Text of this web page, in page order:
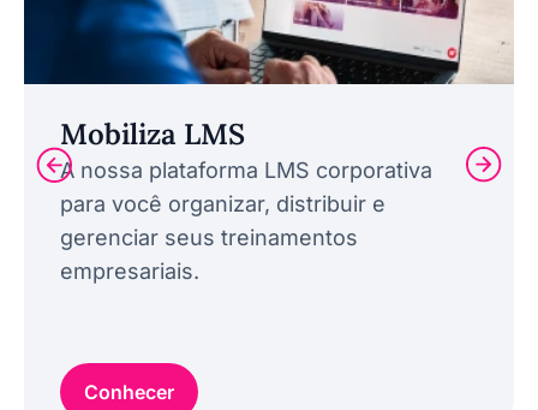
Mobiliza LMS
A nossa plataforma LMS corporativa
para você organizar, distribuir e
gerenciar seus treinamentos
empresariais.
Conhecer